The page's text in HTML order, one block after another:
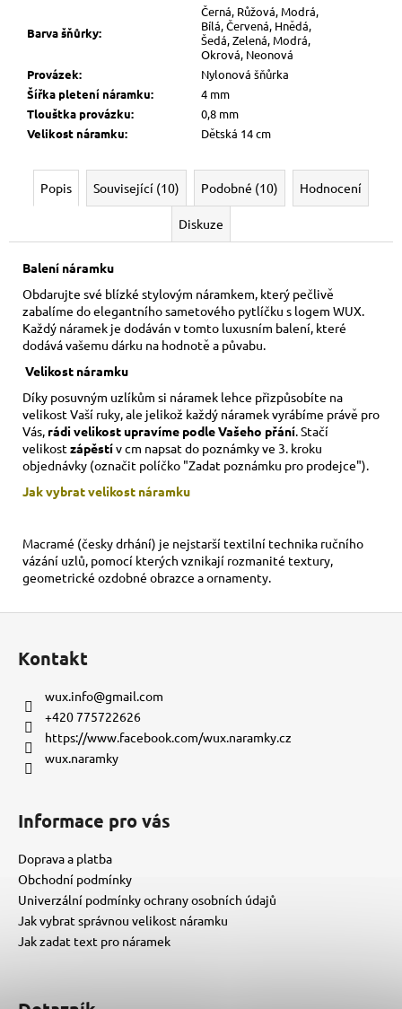
Barva šňůrky:
Černá, Růžová, Modrá,
Bílá, Červená, Hnědá,
Šedá, Zelená, Modrá,
Okrová, Neonová
Provázek:
Nylonová šňůrka
Šířka pletení náramku:
4 mm
Tlouštka provázku:
0,8 mm
Velikost náramku: Dětská 14 cm
Popis Související (10) Podobné (10) Hodnocení
Diskuze
Balení náramku
Obdarujte své blízké stylovým náramkem, který pečlivě
zabalíme do elegantního sametového pytlíčku s logem WUX.
Každý náramek je dodáván v tomto luxusním balení, které
dodává vašemu dárku na hodnotě a půvabu.
Velikost náramku
Díky posuvným uzlíkům si náramek lehce přizpůsobíte na
velikost Vaší ruky, ale jelikož každý náramek vyrábíme právě pro
Vás, rádi velikost upravíme podle Vašeho přání . Stačí
velikostzápěstív cm napsat do poznámky ve 3. kroku
objednávky (označit políčko "Zadat poznámku pro prodejce").
Jak vybrat velikost náramku
Macramé (česky drhání) je nejstarší textilní technika ručního
vázání uzlů, pomocí kterých vznikají rozmanité textury,
geometrické ozdobné obrazce a ornamenty.
Kontakt
wux.info@gmail.com
+420 775722626
https://www.facebook.com/wux.naramky.cz
wux.naramky
Informace pro vás
Doprava a platba
Obchodní podmínky
Univerzální podmínky ochrany osobních údajů
Jak vybrat správnou velikost náramku
Jak zadat text pro náramek